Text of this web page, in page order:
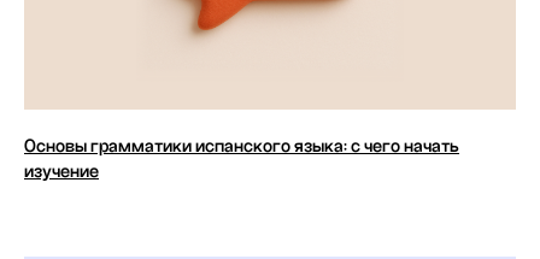
Основы грамматики испанского языка: с чего начать
изучение